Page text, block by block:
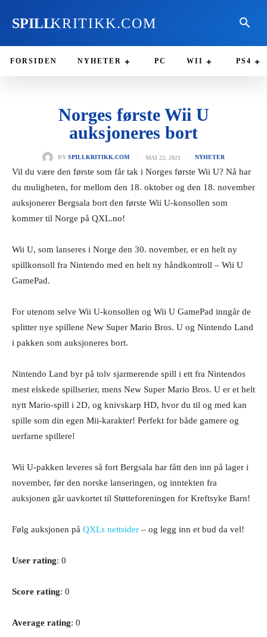
SPILLKRITIKK.COM
FORSIDEN NYHETER PC WII PS4
Norges første Wii U
auksjoneres bort
BY SPILLKRITIKK.COM MAI 22, 2021 NYHETER
Vil du være den første som får tak i Norges første Wii U? Nå har
du muligheten, for mellom den 18. oktober og den 18. november
auksjonerer Bergsala bort den første Wii U-konsollen som
kommer til Norge på QXL.no!
Wii U, som lanseres i Norge den 30. november, er en helt ny
spillkonsoll fra Nintendo med en helt ny håndkontroll – Wii U
GamePad.
For utenom selve Wii U-konsollen og Wii U GamePad inngår de
splitter nye spillene New Super Mario Bros. U og Nintendo Land
i pakken som auksjoneres bort.
Nintendo Land byr på tolv sjarmerende spill i ett fra Nintendos
mest elskede spillserier, mens New Super Mario Bros. U er et helt
nytt Mario-spill i 2D, og knivskarp HD, hvor du til og med kan
spille som din egen Mii-karakter! Perfekt for både gamere og
uerfarne spillere!
Wii U-pakken leveres så fort Bergsala har fått den inn på lager i
november, før den norske lanseringen, og inntekten fra
auksjonen går uavkortet til Støtteforeningen for Kreftsyke Barn!
Følg auksjonen på QXLs nettsider – og legg inn et bud da vel!
User rating: 0
Score rating: 0
Average rating: 0